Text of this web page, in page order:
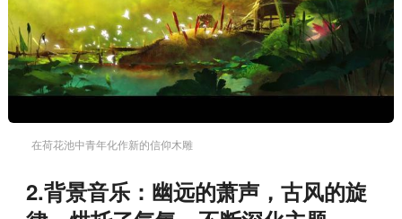
在荷花池中青年化作新的信仰木雕
2.背景音乐：幽远的萧声，古风的旋